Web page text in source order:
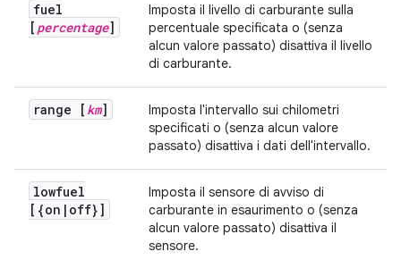
fuel
[ percentage]
Imposta il livello di carburante sulla
percentuale specificata o (senza
alcun valore passato) disattiva il livello
di carburante.
range [ km]
Imposta l'intervallo sui chilometri
specificati o (senza alcun valore
passato) disattiva i dati dell'intervallo.
lowfuel
[{on | off}]
Imposta il sensore di avviso di
carburante in esaurimento o (senza
alcun valore passato) disattiva il
sensore.